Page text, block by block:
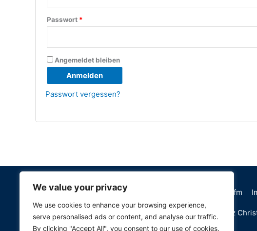
We value your privacy
We use cookies to enhance your browsing experience,
serve personalised ads or content, and analyse our traffic.
By clicking "Accept All", you consent to our use of cookies.
Passwort *
Angemeldet bleiben
Anmelden
Passwort vergessen?
Bio-Link ffm
Copyright © 2026 Lutz